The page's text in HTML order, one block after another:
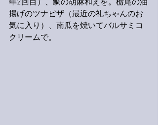
年2回目）、鯛の胡麻和えを。栃尾の油
揚げのツナピザ（最近の礼ちゃんのお
気に入り）、南瓜を焼いてバルサミコ
クリームで。